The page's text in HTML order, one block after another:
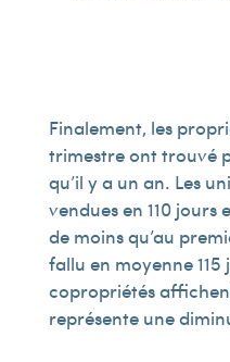
Finalement, les
trimestre ont trouvé
qu’il y a un an. Les
vendues en 110 jours
de moins qu’au
fallu en moyenne
copropriétés
représente une